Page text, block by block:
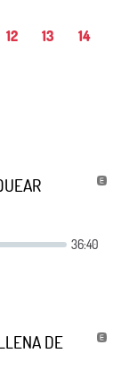
12 13
14
DE